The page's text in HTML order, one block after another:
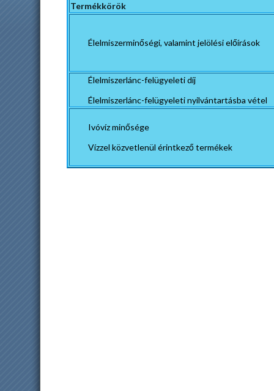
Termékkörök
Élelmiszerminőségi, valamint jelölési előírások
Élelmiszerlánc-felügyeleti díj
Élelmiszerlánc-felügyeleti nyilvántartásba vétel
Ivóvíz minősége
Vízzel közvetlenül érintkező termékek